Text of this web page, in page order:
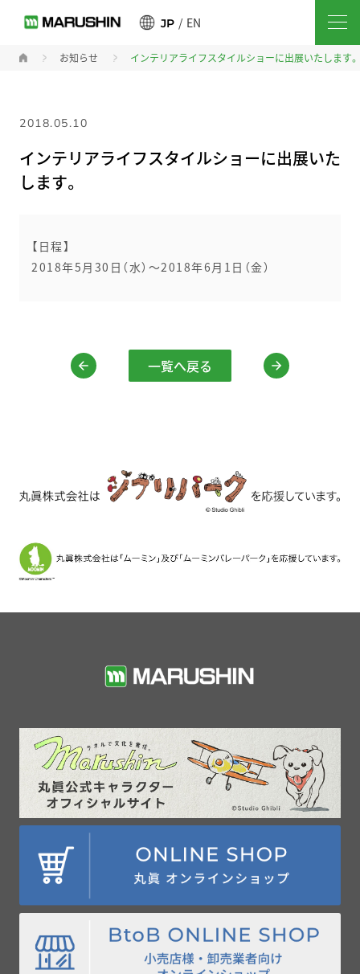
EN
JP
お知らせ インテリアライフスタイルショーに出展いたします。
2018.05.10
インテリアライフスタイルショーに出展いた
します。
【日程】
2018年5月30日（水）〜2018年6月1日（金）
一覧へ戻る